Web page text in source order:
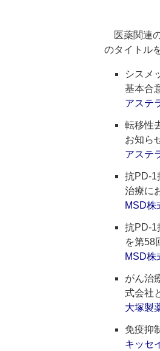
医薬関連
のタイトル
シスメ
基本合
アステ
転移性
お知ら
アステ
抗PD-1
治療に
MSD株
抗PD-1
を第58
MSD株
がん治
式会社
大塚製
免疫抑
キッセ